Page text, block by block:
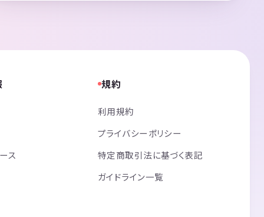
ス
規約
利用規約
プライバシーポリシー
特定商取引法に基づく表記
ガイドライン一覧